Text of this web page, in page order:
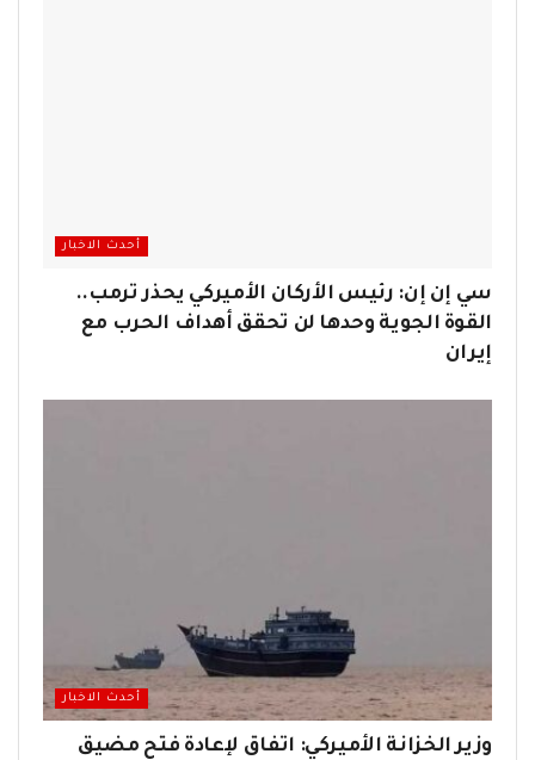
أحدث الاخبار
سي إن إن: رئيس الأركان الأميركي يحذر ترمب..
القوة الجوية وحدها لن تحقق أهداف الحرب مع
إيران
أحدث الاخبار
وزير الخزانة الأميركي: اتفاق لإعادة فتح مضيق